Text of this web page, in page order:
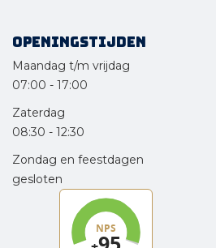
Openingstijden
Maandag t/m vrijdag
07:00 - 17:00
Zaterdag
08:30 - 12:30
Zondag en feestdagen
gesloten